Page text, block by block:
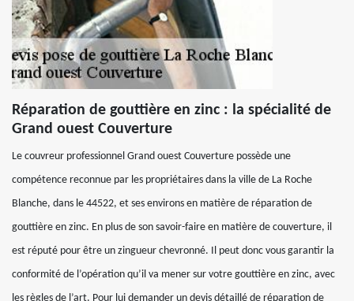
Réparation de gouttière en zinc : la spécialité de
Grand ouest Couverture
Le couvreur professionnel Grand ouest Couverture possède une
compétence reconnue par les propriétaires dans la ville de La Roche
Blanche, dans le 44522, et ses environs en matière de réparation de
gouttière en zinc. En plus de son savoir-faire en matière de couverture, il
est réputé pour être un zingueur chevronné. Il peut donc vous garantir la
conformité de l’opération qu’il va mener sur votre gouttière en zinc, avec
les règles de l’art. Pour lui demander un devis détaillé de réparation de